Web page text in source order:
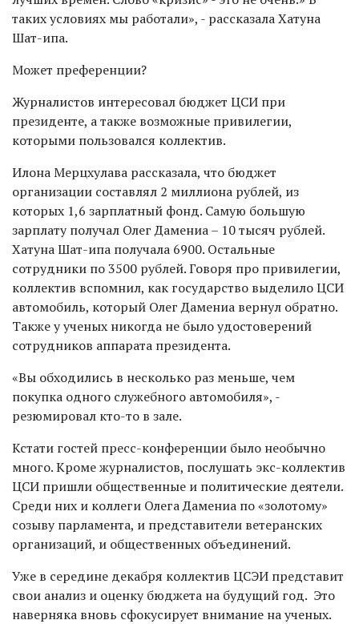
таких условиях мы работали», - рассказала Хатуна
Шат-ипа.
Может преференции?
Журналистов интересовал бюджет ЦСИ при
президенте, а также возможные привилегии,
которыми пользовался коллектив.
Илона Мерцхулава рассказала, что бюджет
организации составлял 2 миллиона рублей, из
которых 1,6 зарплатный фонд. Самую большую
зарплату получал Олег Дамениа – 10 тысяч рублей.
Хатуна Шат-ипа получала 6900. Остальные
сотрудники по 3500 рублей. Говоря про привилегии,
коллектив вспомнил, как государство выделило ЦСИ
автомобиль, который Олег Дамениа вернул обратно.
Также у ученых никогда не было удостоверений
сотрудников аппарата президента.
«Вы обходились в несколько раз меньше, чем
покупка одного служебного автомобиля», -
резюмировал кто-то в зале.
Кстати гостей пресс-конференции было необычно
много. Кроме журналистов, послушать экс-коллектив
ЦСИ пришли общественные и политические деятели.
Среди них и коллеги Олега Дамениа по «золотому»
созыву парламента, и представители ветеранских
организаций, и общественных объединений.
Уже в середине декабря коллектив ЦСЭИ представит
свои анализ и оценку бюджета на будущий год. Это
наверняка вновь сфокусирует внимание на ученых.